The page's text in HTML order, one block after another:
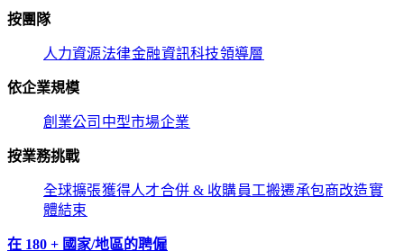
按團隊​​
人力資源​​法律​​金融​​資訊科技​​領導層​​
依企業規模​​
創業公司​​ 中型市場​​企業​​
按業務挑戰​​
全球擴張​​獲得人才​​合併 & 收購​​員工搬遷​​承包商改造​​實
體結束​​
在 180 + 國家/地區的聘僱​​